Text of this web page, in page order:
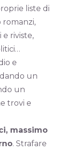
liste di
romanzi,
e riviste,
e
un
un
trovi e
massimo
. Strafare